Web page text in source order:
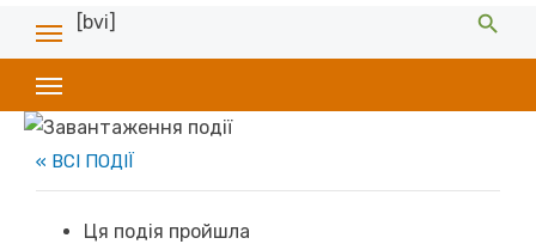
[bvi]
« ВСІ ПОДІЇ
Ця подія пройшла